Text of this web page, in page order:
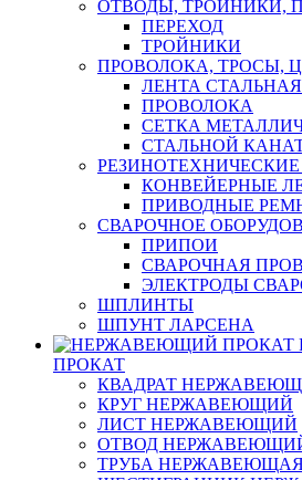
ОТВОДЫ, ТРОЙНИКИ,
ПЕРЕХОД
ТРОЙНИКИ
ПРОВОЛОКА, ТРОСЫ,
ЛЕНТА СТАЛЬНАЯ
ПРОВОЛОКА
СЕТКА
СТАЛЬНОЙ
КОНВЕЙЕРНЫЕ
ПРИВОДНЫЕ
СВАРОЧНОЕ
ПРИПОИ
СВАРОЧНАЯ
ЭЛЕКТРОДЫ
ШПЛИНТЫ
ШПУНТ ЛАРСЕНА
ПРОКАТ
КВАДРАТ
КРУГ НЕРЖАВЕЮЩИЙ
ЛИСТ НЕРЖАВЕЮЩИЙ
ОТВОД
ТРУБА